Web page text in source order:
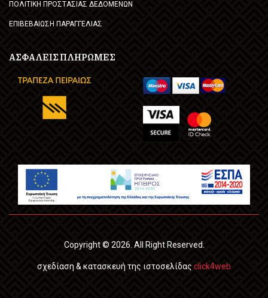
ΠΟΛΙΤΙΚΗ ΠΡΟΣΤΑΣΙΑΣ ΔΕΔΟΜΕΝΩΝ
ΕΠΙΒΕΒΑΙΩΣΗ ΠΑΡΑΓΓΕΛΙΑΣ
ΑΣΦΑΛΕΙΣ ΠΛΗΡΩΜΕΣ
Copyright © 2026. All Right Reserved.
σχεδίαση & κατασκευή της ιστοσελίδας click4web